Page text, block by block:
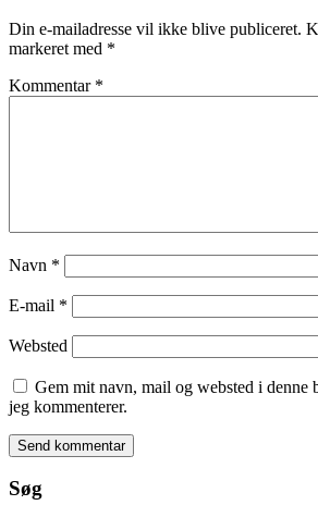
Din e-mailadresse vil ikke blive publiceret.
markeret med *
Kommentar *
Navn *
E-mail *
Websted
Gem mit navn, mail og websted i denne
jeg kommenterer.
Søg